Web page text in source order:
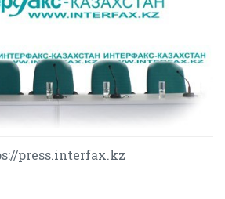
press.interfax.kz